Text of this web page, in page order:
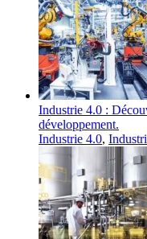
Industrie 4.0 :
développement.
Industrie 4.0,